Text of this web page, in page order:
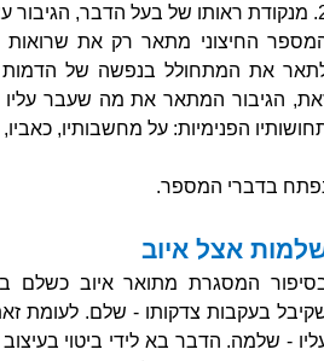
הגיבור עצמו.
החיצוני מתאר רק את שרואות
את המתחולל בנפשה של
הגיבור המתאר את מה שעבר
הפנימיות: על מחשבותיו, כאביו,
בדברי המספר.
אצל איוב
המסגרת מתואר איוב כשלם
בעקבות צדקותו - שלם. לעומת
- שלמה. הדבר בא לידי ביטוי